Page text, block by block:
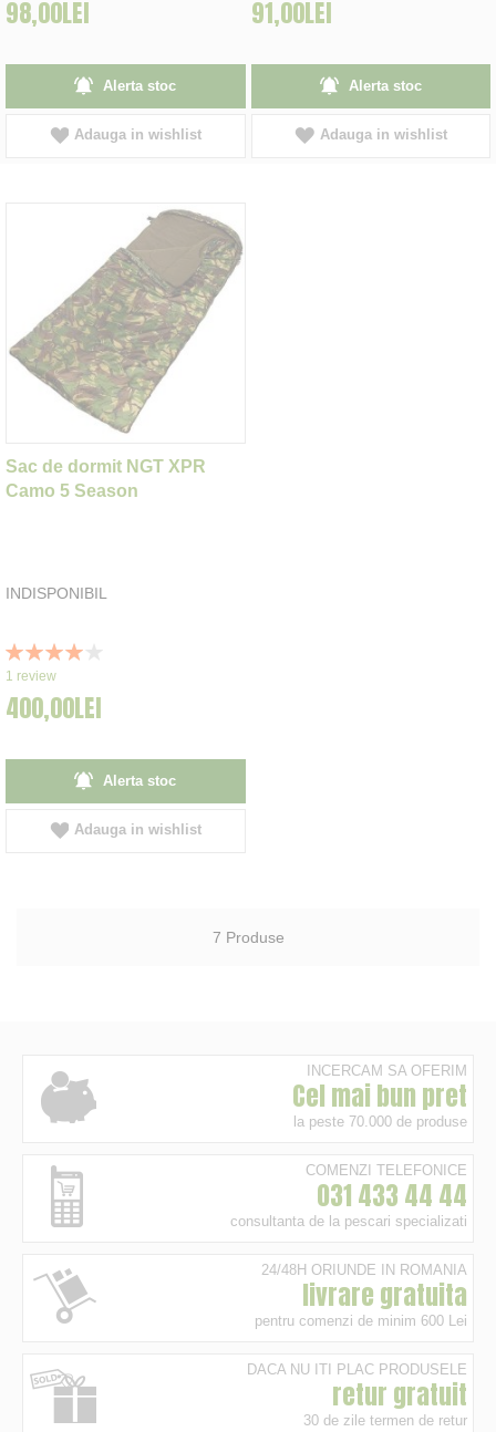
98,00LEI
Alerta stoc
Adauga in wishlist
91,00LEI
Alerta stoc
Adauga in wishlist
Sac de dormit NGT XPR
Camo 5 Season
INDISPONIBIL
Rating:
80%
1 review
400,00LEI
Alerta stoc
Adauga in wishlist
7 Produse
INCERCAM SA OFERIM
Cel mai bun pret
la peste 70.000 de produse
COMENZI TELEFONICE
031 433 44 44
consultanta de la pescari specializati
24/48H ORIUNDE IN ROMANIA
livrare gratuita
pentru comenzi de minim 600 Lei
DACA NU ITI PLAC PRODUSELE
retur gratuit
30 de zile termen de retur